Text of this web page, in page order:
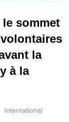
le sommet
la
à la
International